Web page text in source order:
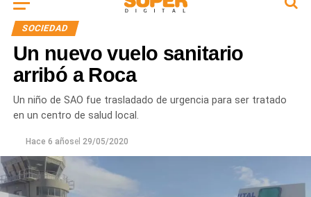
SOCIEDAD
Un nuevo vuelo sanitario
arribó a Roca
Un niño de SAO fue trasladado de urgencia para ser tratado
en un centro de salud local.
Hace 6 añosel 29/05/2020